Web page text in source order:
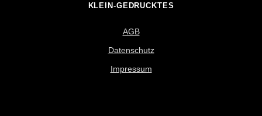
KLEIN-GEDRUCKTES
AGB
Datenschutz
Impressum